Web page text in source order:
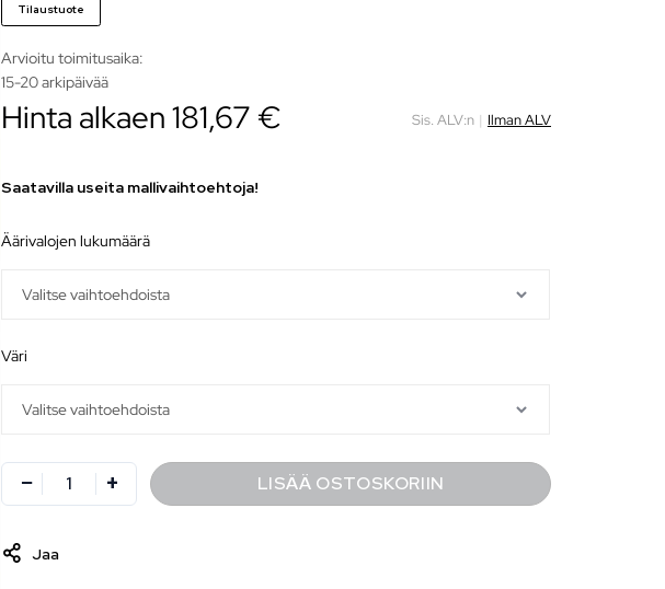
Tilaustuote
Arvioitu toimitusaika:
15-20 arkipäivää
Hinta alkaen181,67 € Sis. ALV:n | Ilman ALV
Saatavilla useita mallivaihtoehtoja!
äärivalojen lukumäärä
väri
LISÄÄ OSTOSKORIIN
Jaa